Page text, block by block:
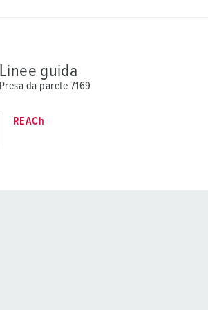
Linee guida
Presa da parete 7169
REACh